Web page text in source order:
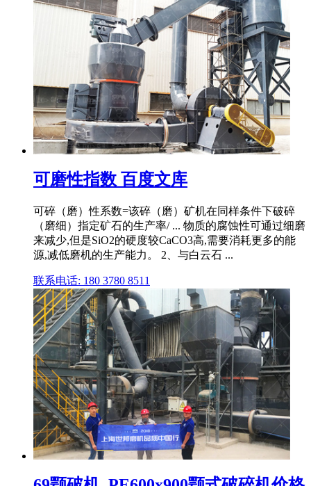
可磨性指数 百度文库
可碎（磨）性系数=该碎（磨）矿机在同样条件下破碎
（磨细）指定矿石的生产率/ ... 物质的腐蚀性可通过细磨
来减少,但是SiO2的硬度较CaCO3高,需要消耗更多的能
源,减低磨机的生产能力。 2、与白云石 ...
联系电话: 180 3780 8511